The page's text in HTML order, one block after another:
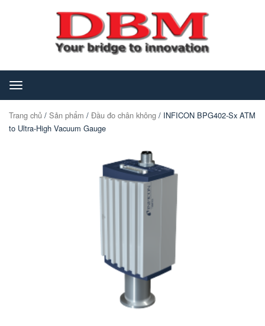
Toggle
navigation
Trang chủ / Sản phẩm / Đầu đo chân không / INFICON BPG402-Sx ATM
to Ultra-High Vacuum Gauge